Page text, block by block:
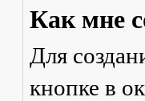
Как мне
Для
кнопке в